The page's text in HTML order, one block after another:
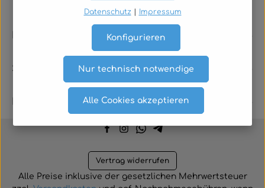
Service
Vertrag widerrufen
Alle Preise inklusive der gesetzlichen Mehrwertsteuer
Datenschutz
Impressum
Nur technisch notwendige
Konfigurieren
Alle Cookies akzeptieren